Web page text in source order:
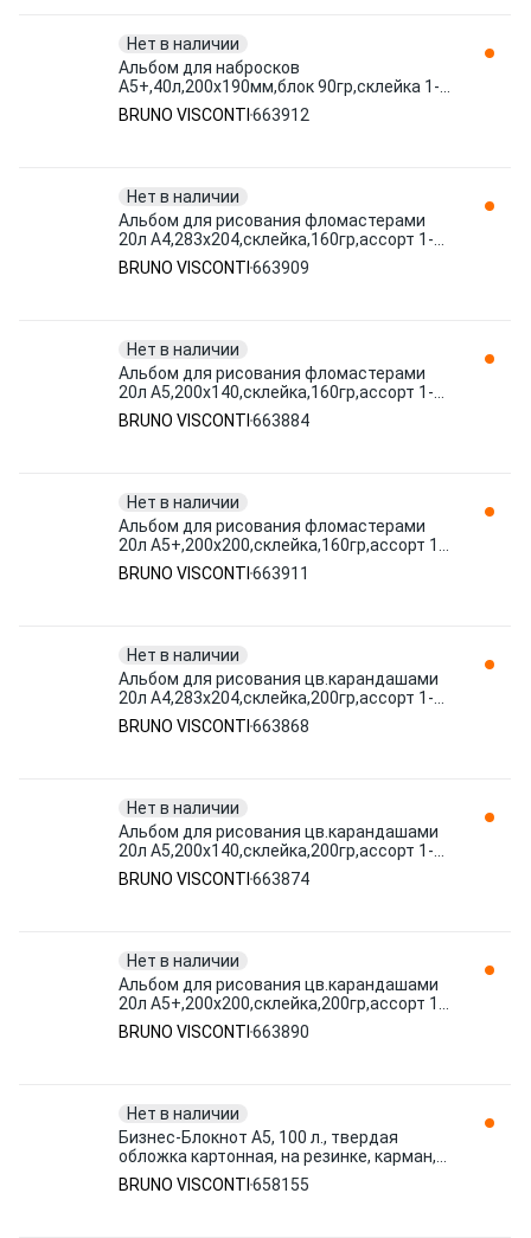
Нет в наличии
Альбом для набросков
А5+,40л,200х190мм,блок 90гр,склейка 1-
40-032 663912 BRUNO VISCONTI
BRUNO VISCONTI 663912
Нет в наличии
Альбом для рисования фломастерами
20л А4,283х204,склейка,160гр,ассорт 1-
20-025 663909 BRUNO VISCONTI
BRUNO VISCONTI 663909
Нет в наличии
Альбом для рисования фломастерами
20л А5,200х140,склейка,160гр,ассорт 1-
20-024 663884 BRUNO VISCONTI
BRUNO VISCONTI 663884
Нет в наличии
Альбом для рисования фломастерами
20л А5+,200х200,склейка,160гр,ассорт 1-
20-023 663911 BRUNO VISCONTI
BRUNO VISCONTI 663911
Нет в наличии
Альбом для рисования цв.карандашами
20л А4,283х204,склейка,200гр,ассорт 1-
20-022 663868 BRUNO VISCONTI
BRUNO VISCONTI 663868
Нет в наличии
Альбом для рисования цв.карандашами
20л А5,200х140,склейка,200гр,ассорт 1-
20-021 663874 BRUNO VISCONTI
BRUNO VISCONTI 663874
Нет в наличии
Альбом для рисования цв.карандашами
20л А5+,200х200,склейка,200гр,ассорт 1-
20-020 663890 BRUNO VISCONTI
BRUNO VISCONTI 663890
Нет в наличии
Бизнес-Блокнот А5, 100 л., твердая
обложка картонная, на резинке, карман,
BV, 'Города', 3-477/02 658155 BRUNO
VISCONTI
BRUNO VISCONTI 658155